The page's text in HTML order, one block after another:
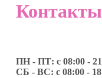
Контакты
ПН - ПТ: с 08:00 -
СБ - ВС: с 08:00 -